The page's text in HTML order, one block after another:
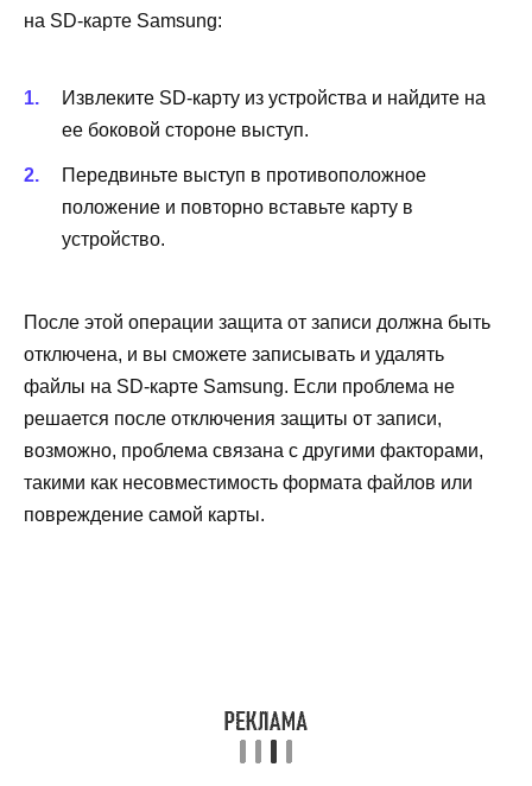
на SD-карте Samsung:
Извлеките SD-карту из устройства и найдите на
ее боковой стороне выступ.
Передвиньте выступ в противоположное
положение и повторно вставьте карту в
устройство.
После этой операции защита от записи должна быть
отключена, и вы сможете записывать и удалять
файлы на SD-карте Samsung. Если проблема не
решается после отключения защиты от записи,
возможно, проблема связана с другими факторами,
такими как несовместимость формата файлов или
повреждение самой карты.